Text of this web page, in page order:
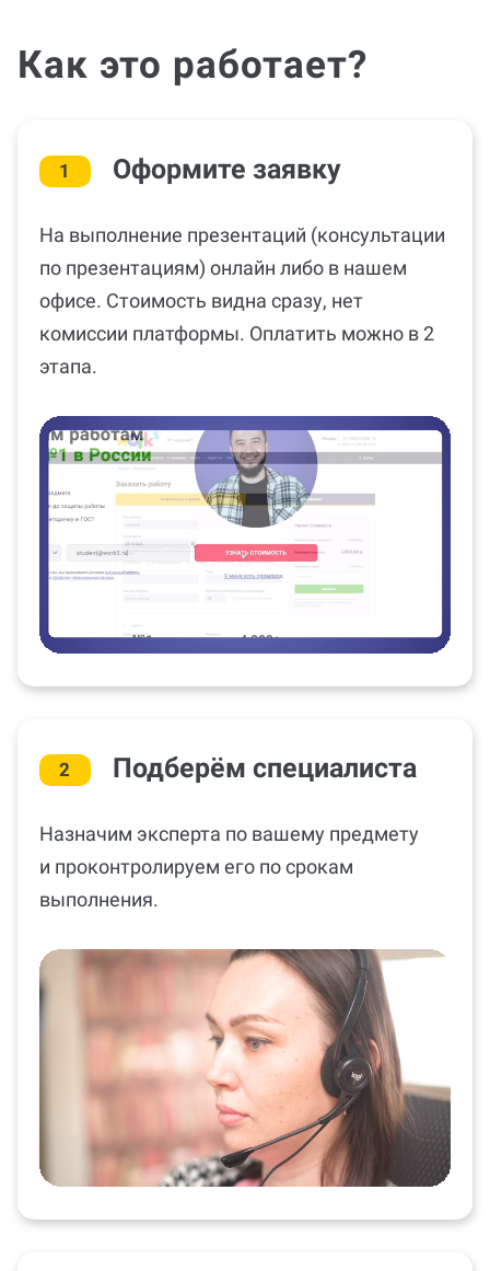
Как это работает?
1 Оформите заявку
На выполнение презентаций (консультации
по презентациям) онлайн либо в нашем
офисе. Стоимость видна сразу, нет
комиссии платформы. Оплатить можно в 2
этапа.
2 Подберём специалиста
Назначим эксперта по вашему предмету
и проконтролируем его по срокам
выполнения.